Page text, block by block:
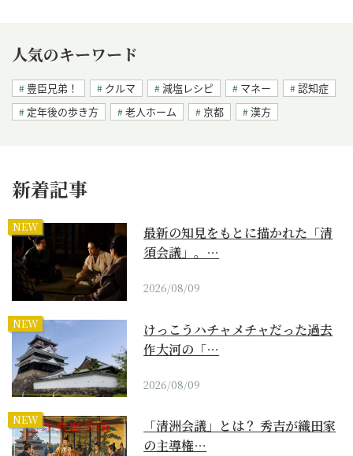
人気のキーワード
豊臣兄弟！ クルマ 減塩レシピ マネー
認知症
定年後の歩き方
老人ホーム 京都 漢方
新着記事
NEW
最新の知見をもとに描かれた「清
須会議」。…
2026/08/09
NEW
けっこうハチャメチャだった過去
作大河の「…
2026/08/09
NEW
「清洲会議」とは？ 秀吉が織田家
の主導権…